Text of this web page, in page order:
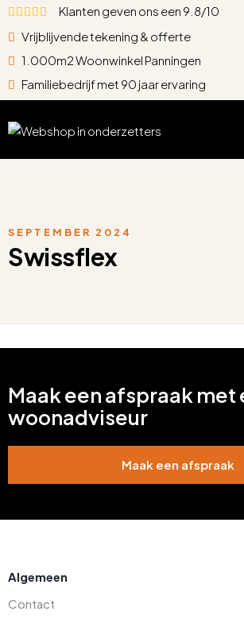
Klanten geven ons een 9.8/10
Vrijblijvende tekening & offerte
1.000m2 Woonwinkel Panningen
Familiebedrijf met 90 jaar ervaring
SEPTEMBER 2024
Swissflex
Maak een afspraak met
woonadviseur
Maak een afspraak
Algemeen
Contact